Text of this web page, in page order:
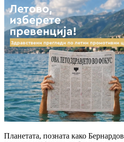
Планетата, позната како